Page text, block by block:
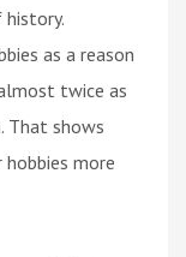
as a reason
twice as
That shows
more